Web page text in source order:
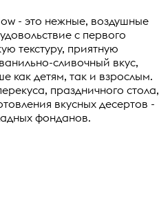
- это нежные, воздушные
с первого
текстуру, приятную
сливочный вкус,
как детям, так и взрослым.
праздничного стола,
вкусных десертов -
фонданов.